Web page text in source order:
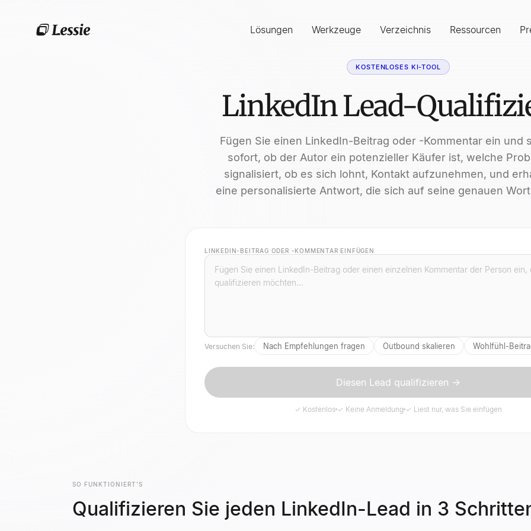
Lösungen Werkzeuge Verzeichnis Ressourcen
KOSTENLOSES KI-TOOL
LinkedIn Lead-
Fügen Sie einen LinkedIn-Beitrag oder -Kommentar ein und
sofort, ob der Autor ein potenzieller Käufer ist, welche
signalisiert, ob es sich lohnt, Kontakt aufzunehmen, und
eine personalisierte Antwort, die sich auf seine genauen
LINKEDIN-BEITRAG ODER -KOMMENTAR EINFÜGEN
Versuchen Sie: Nach Empfehlungen fragen Outbound skalieren Wohlfühl-
Diesen Lead qualifizieren →
✓ Kostenlos ✓ Keine Anmeldung ✓ Liest nur, was Sie einfügen
SO FUNKTIONIERT'S
Qualifizieren Sie jeden LinkedIn-Lead in 3